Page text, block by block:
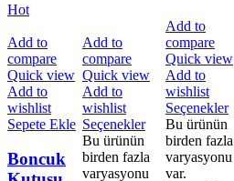
Hot
Add to
compare
Quick view
Add to
wishlist
Sepete Ekle
Boncuk
Add to
compare
Quick view
Add to
wishlist
Seçenekler
Bu ürünün
birden fazla
varyasyonu
Add to
compare
Quick view
Add to
wishlist
Seçenekler
Bu ürünün
birden fazla
varyasyonu
var.